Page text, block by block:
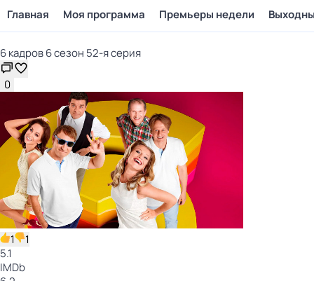
Главная Моя программа Премьеры недели
6 кадров 6 сезон 52-я серия
0
1
1
5.1
IMDb